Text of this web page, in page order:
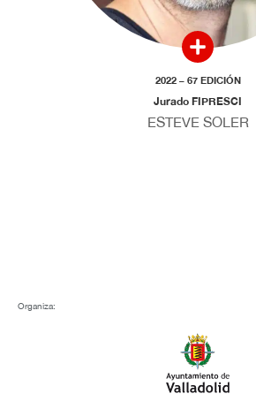
2022 – 67 EDICIÓN
Jurado FIPRESCI
ESTEVE SOLER
Organiza: